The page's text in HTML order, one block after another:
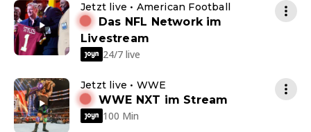
Jetzt live • American Football
Das NFL Network im
Livestream
24/7 live
Jetzt live • WWE
WWE NXT im Stream
100 Min